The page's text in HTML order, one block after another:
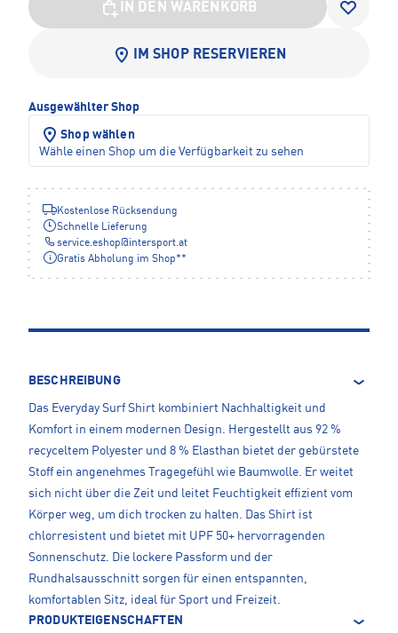
IN DEN WARENKORB
IM SHOP RESERVIEREN
Ausgewählter Shop
Shop wählen
Wähle einen Shop um die Verfügbarkeit zu sehen
Kostenlose Rücksendung
Schnelle Lieferung
service.eshop@intersport.at
Gratis Abholung im Shop**
BESCHREIBUNG
Das Everyday Surf Shirt kombiniert Nachhaltigkeit und
Komfort in einem modernen Design. Hergestellt aus 92 %
recyceltem Polyester und 8 % Elasthan bietet der gebürstete
Stoff ein angenehmes Tragegefühl wie Baumwolle. Er weitet
sich nicht über die Zeit und leitet Feuchtigkeit effizient vom
Körper weg, um dich trocken zu halten. Das Shirt ist
chlorresistent und bietet mit UPF 50+ hervorragenden
Sonnenschutz. Die lockere Passform und der
Rundhalsausschnitt sorgen für einen entspannten,
komfortablen Sitz, ideal für Sport und Freizeit.
PRODUKTEIGENSCHAFTEN